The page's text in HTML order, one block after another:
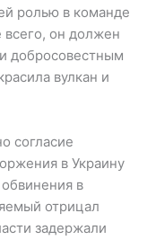
ролью в команде
всего, он должен
добросовестным
вулкан и
согласие
в Украину
в
отрицал
задержали